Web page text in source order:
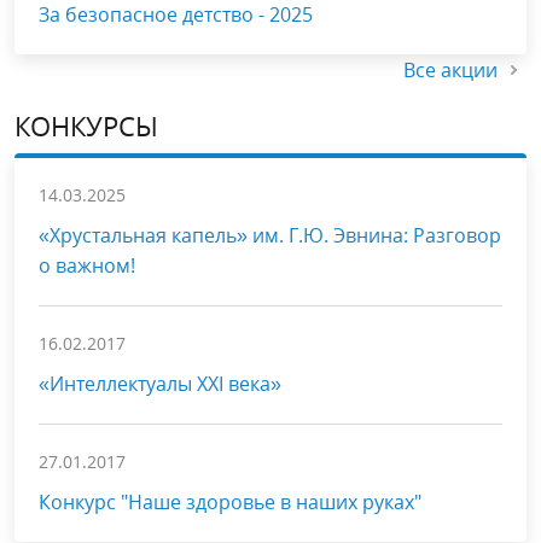
За безопасное детство - 2025
Все акции
КОНКУРСЫ
14.03.2025
«Хрустальная капель» им. Г.Ю. Эвнина: Разговор
о важном!
16.02.2017
«Интеллектуалы XXI века»
27.01.2017
Конкурс "Наше здоровье в наших руках"